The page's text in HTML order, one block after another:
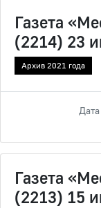
Газета
(2214) 23
Архив 2021 года
Газета
(2213) 15